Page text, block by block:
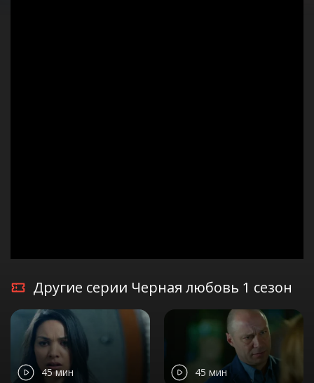
Другие серии Черная любовь 1 сезон
45 мин 45 мин